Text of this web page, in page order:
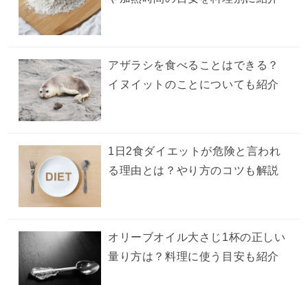
アザラシを食べることはできる？
イヌイットのことについても紹介
1日2食ダイエットが危険と言われ
る理由とは？やり方のコツも解説
オリーブオイル大さじ1杯の正しい
量り方は？料理に使う目安も紹介